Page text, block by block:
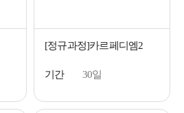
[정규과정]카르페디엠2
기간 30일